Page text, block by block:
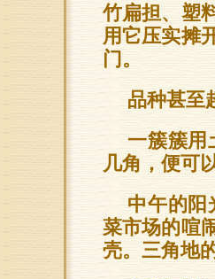
竹扁担、塑
用它压实摊
门。
品种甚至
一簇簇用
几角，便可
中午的阳
菜市场的喧
壳。三角地